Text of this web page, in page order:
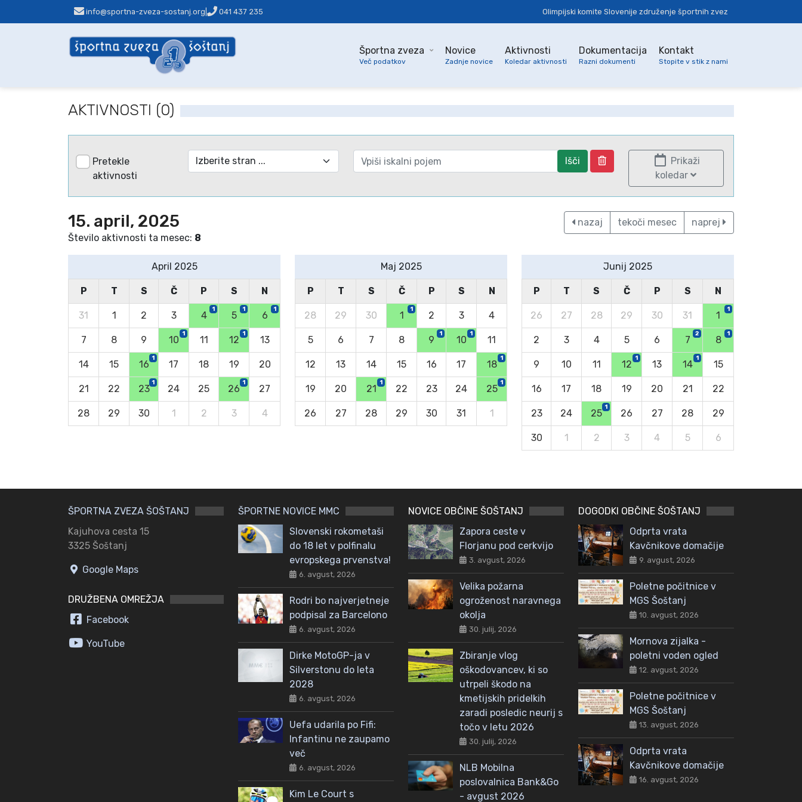
info@sportna-zveza-sostanj.org 041 437 235 Olimpijski komite Slovenije združenje športnih zvez
Športna zveza
Več podatkov
Novice
Zadnje novice
Aktivnosti
Koledar aktivnosti
Dokumentacija
Razni dokumenti
Kontakt
Stopite v stik z nami
AKTIVNOSTI (0)
Pretekle
aktivnosti
Išči
Prikaži
koledar
15. april, 2025
Število aktivnosti ta mesec: 8
nazaj tekoči mesec naprej
April 2025
P T S Č P S N
31 1 2 3 4
1
5
1
6
1
7 8 9 10
1
11 12
1
13
14 15 16
1
17 18 19 20
21 22 23
1
24 25 26
1
27
28 29 30 1 2 3 4
Maj 2025
P T S Č P S N
28 29 30 1
1
2 3 4
5 6 7 8 9
1
10
1
11
12 13 14 15 16 17 18
1
19 20 21
1
22 23 24 25
1
26 27 28 29 30 31 1
Junij 2025
P T S Č P S N
26 27 28 29 30 31 1
1
2 3 4 5 6 7
2
8
1
9 10 11 12
1
13 14
1
15
16 17 18 19 20 21 22
23 24 25
1
26 27 28 29
30 1 2 3 4 5 6
ŠPORTNA ZVEZA ŠOŠTANJ
Kajuhova cesta 15
3325 Šoštanj
Google Maps
DRUŽBENA OMREŽJA
Facebook
YouTube
ŠPORTNE NOVICE MMC
Slovenski rokometaši
do 18 let v polfinalu
evropskega prvenstva!
6. avgust, 2026
Rodri bo najverjetneje
podpisal za Barcelono
6. avgust, 2026
Dirke MotoGP-ja v
Silverstonu do leta
2028
6. avgust, 2026
Uefa udarila po Fifi:
Infantinu ne zaupamo
več
6. avgust, 2026
Kim Le Court s
NOVICE OBČINE ŠOŠTANJ
Zapora ceste v
Florjanu pod cerkvijo
3. avgust, 2026
Velika požarna
ogroženost naravnega
okolja
30. julij, 2026
Zbiranje vlog
oškodovancev, ki so
utrpeli škodo na
kmetijskih pridelkih
zaradi posledic neurij s
točo v letu 2026
30. julij, 2026
NLB Mobilna
poslovalnica Bank&Go
- avgust 2026
DOGODKI OBČINE ŠOŠTANJ
Odprta vrata
Kavčnikove domačije
9. avgust, 2026
Poletne počitnice v
MGS Šoštanj
10. avgust, 2026
Mornova zijalka -
poletni voden ogled
12. avgust, 2026
Poletne počitnice v
MGS Šoštanj
13. avgust, 2026
Odprta vrata
Kavčnikove domačije
16. avgust, 2026